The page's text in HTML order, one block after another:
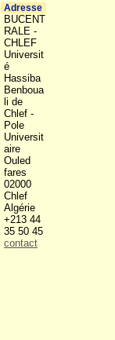
Adresse
BUCENT
RALE -
CHLEF
Universit
é
Hassiba
Benboua
li de
Chlef -
Pole
Universit
aire
Ouled
fares
02000
Chlef
Algérie
+213 44
35 50 45
contact